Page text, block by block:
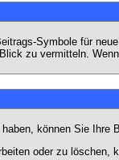
Symbole für
zu vermitteln.
können Sie Ihre
oder zu löschen,